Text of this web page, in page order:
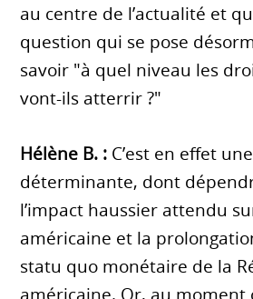
au centre de l’actualité et
question qui se pose
savoir "à quel niveau les
vont-ils atterrir ?"
Hélène B. : C’est en effet
déterminante, dont
l’impact haussier attendu
américaine et la
statu quo monétaire de la
américaine. Or, au moment